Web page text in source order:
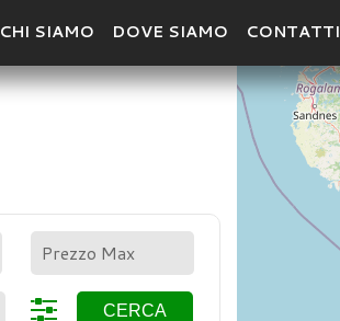
CHI SIAMO DOVE SIAMO CONTATTI
CERCA